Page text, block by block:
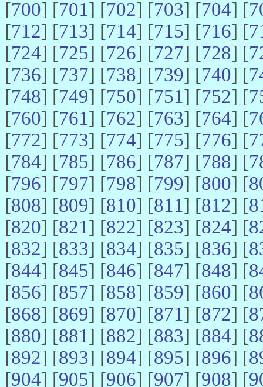
[700] [701] [702] [703] [704] [
[712] [713] [714] [715] [716] [
[724] [725] [726] [727] [728] [
[736] [737] [738] [739] [740] [
[748] [749] [750] [751] [752] [
[760] [761] [762] [763] [764] [
[772] [773] [774] [775] [776] [
[784] [785] [786] [787] [788] [
[796] [797] [798] [799] [800] [
[808] [809] [810] [811] [812] [
[820] [821] [822] [823] [824] [
[832] [833] [834] [835] [836] [
[844] [845] [846] [847] [848] [
[856] [857] [858] [859] [860] [
[868] [869] [870] [871] [872] [
[880] [881] [882] [883] [884] [
[892] [893] [894] [895] [896] [
[904] [905] [906] [907] [908] [